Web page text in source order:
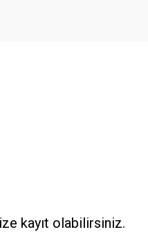
kayıt olabilirsiniz.